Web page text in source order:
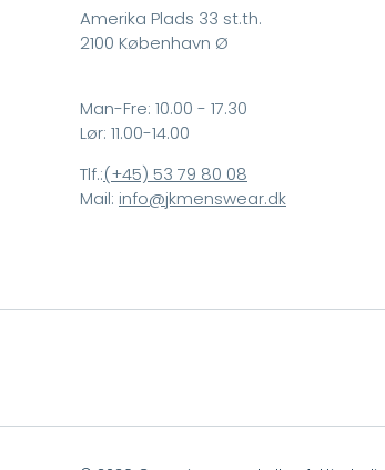
Amerika Plads 33 st.th.
2100 København Ø
Man-Fre: 10.00 - 17.30
Lør: 11.00-14.00
Tlf.:(+45) 53 79 80 08
Mail: info@jkmenswear.dk